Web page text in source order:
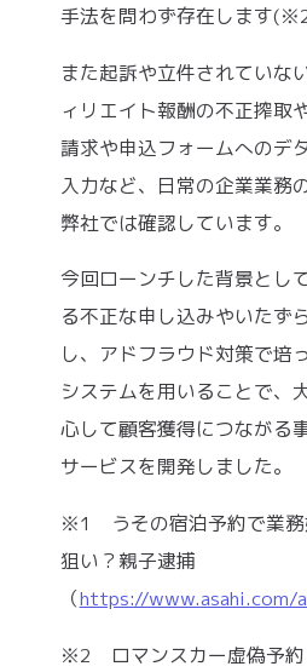
手法を問わず存在します
また起訴や立件されていな
ィリエイト報酬の不正搾取
請求や申込フォームへのデ
入力など、日常の企業業務
弊社では確認しています。
今回ローンチした背景とし
る不正な申し込みやいたず
し、アドフラウド対策で培
システムを用いることで、
心して顧客獲得につながる
サービスを開発しました。
※1 うその宿泊予約で業
狙い？親子逮捕
（https://www.asahi.com/
※2 ロマンスカー虚偽予